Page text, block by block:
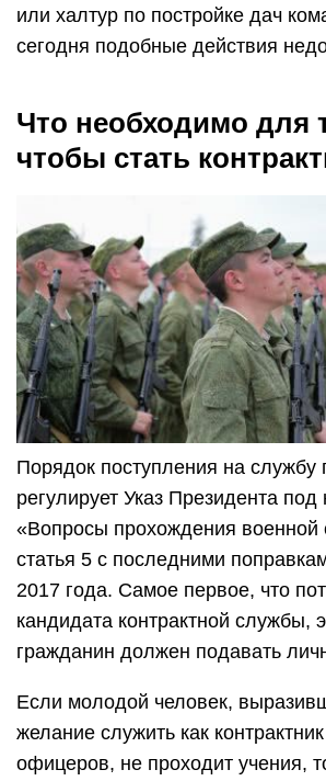
или халтур по постройке дач
сегодня подобные действия
Что необходимо для
чтобы стать
Порядок поступления на службу
регулирует Указ Президента
«Вопросы прохождения военной
статья 5 с последними
2017 года. Самое первое, что
кандидата контрактной службы,
гражданин должен подавать
Если молодой человек,
желание служить как
офицеров, не проходит учения,